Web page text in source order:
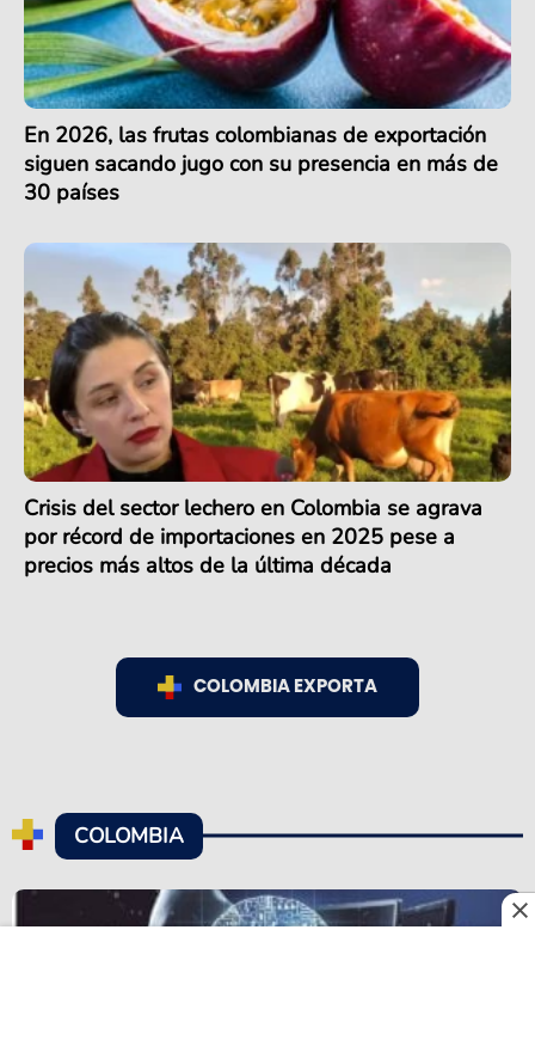
En 2026, las frutas colombianas de exportación
siguen sacando jugo con su presencia en más de
30 países
Crisis del sector lechero en Colombia se agrava
por récord de importaciones en 2025 pese a
precios más altos de la última década
COLOMBIA EXPORTA
COLOMBIA